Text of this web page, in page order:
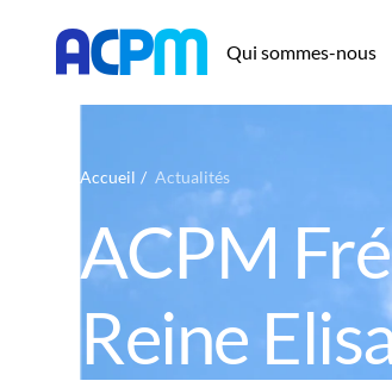
Qui sommes-nous
Accueil Actualités
ACPM
Reine